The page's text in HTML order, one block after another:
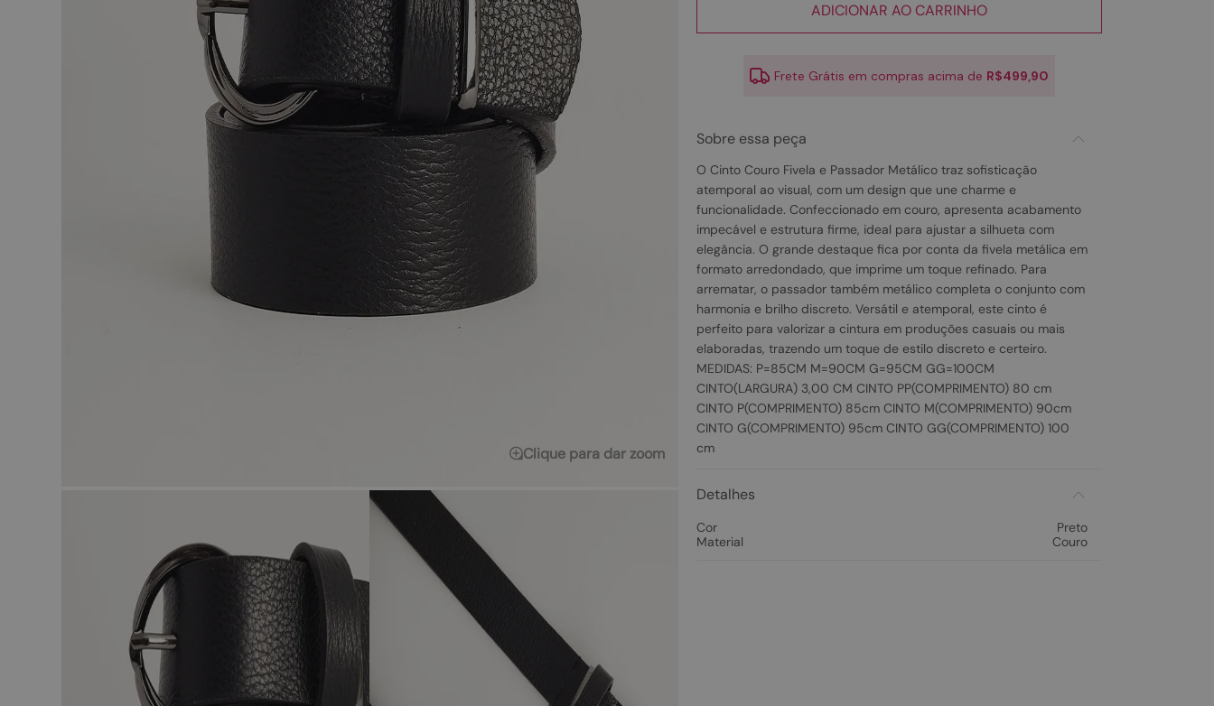
Clique para dar zoom
ADICIONAR AO CARRINHO
Frete Grátis em compras acima de R$499,90
Sobre essa peça
O Cinto Couro Fivela e Passador Metálico traz sofisticação
atemporal ao visual, com um design que une charme e
funcionalidade. Confeccionado em couro, apresenta acabamento
impecável e estrutura firme, ideal para ajustar a silhueta com
elegância. O grande destaque fica por conta da fivela metálica em
formato arredondado, que imprime um toque refinado. Para
arrematar, o passador também metálico completa o conjunto com
harmonia e brilho discreto. Versátil e atemporal, este cinto é
perfeito para valorizar a cintura em produções casuais ou mais
elaboradas, trazendo um toque de estilo discreto e certeiro.
MEDIDAS: P=85CM M=90CM G=95CM GG=100CM
CINTO(LARGURA) 3,00 CM CINTO PP(COMPRIMENTO) 80 cm
CINTO P(COMPRIMENTO) 85cm CINTO M(COMPRIMENTO) 90cm
CINTO G(COMPRIMENTO) 95cm CINTO GG(COMPRIMENTO) 100
cm
Detalhes
Cor
Preto
Material
Couro